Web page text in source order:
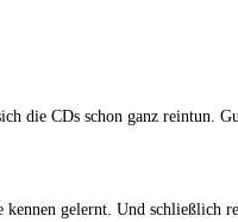
die CDs schon ganz rein­tun.
gelernt. Und schließ­lich